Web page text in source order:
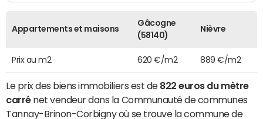
Appartements et maisons
Gâcogne
(58140)
Nièvre
Prix au m2 620 €/m2 889 €/m2
Le prix des biens immobiliers est de 822 euros du mètre
carrénet vendeur dans la Communauté de communes
Tannay-Brinon-Corbigny où se trouve la commune de